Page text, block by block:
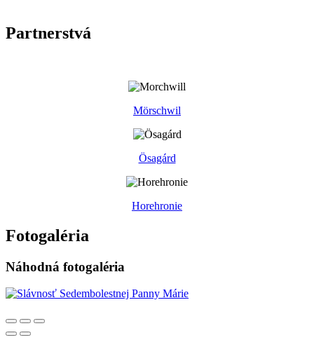
Partnerstvá
Mörschwil
Ösagárd
Horehronie
Fotogaléria
Náhodná fotogaléria